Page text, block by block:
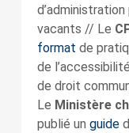
vacants // Le
format de
de
de droit
Le Ministère
publié un guide